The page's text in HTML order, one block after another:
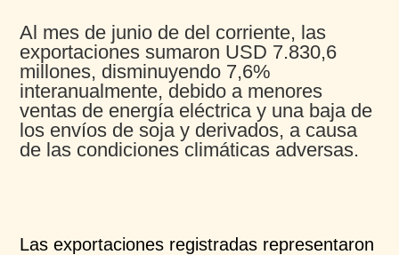
Al mes de junio de del corriente, las
exportaciones sumaron USD 7.830,6
millones, disminuyendo 7,6%
interanualmente, debido a menores
ventas de energía eléctrica y una baja de
los envíos de soja y derivados, a causa
de las condiciones climáticas adversas.
Las exportaciones registradas representaron